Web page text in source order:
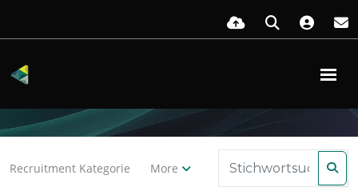
FF
Recruitment Kategorie More